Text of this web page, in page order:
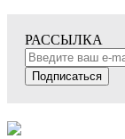
РАССЫЛКА
Подписаться